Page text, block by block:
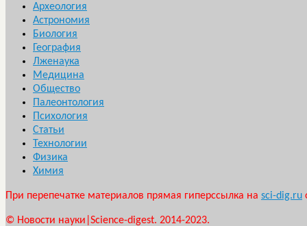
Археология
Астрономия
Биология
География
Лженаука
Медицина
Общество
Палеонтология
Психология
Статьи
Технологии
Физика
Химия
При перепечатке материалов прямая гиперссылка на sci-dig.ru
© Новости науки|Science-digest. 2014-2023.